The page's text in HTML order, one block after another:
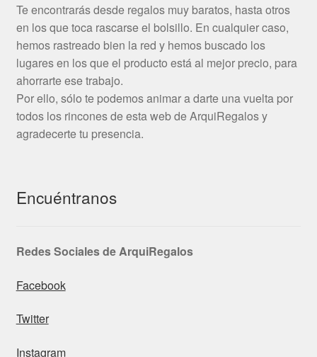
Te encontrarás desde regalos muy baratos, hasta otros
en los que toca rascarse el bolsillo. En cualquier caso,
hemos rastreado bien la red y hemos buscado los
lugares en los que el producto está al mejor precio, para
ahorrarte ese trabajo.
Por ello, sólo te podemos animar a darte una vuelta por
todos los rincones de esta web de ArquiRegalos y
agradecerte tu presencia.
Encuéntranos
Redes Sociales de ArquiRegalos
Facebook
Twitter
Instagram